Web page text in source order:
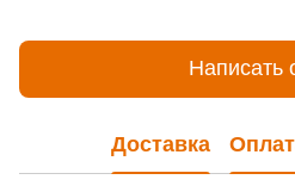
Написать
Доставка